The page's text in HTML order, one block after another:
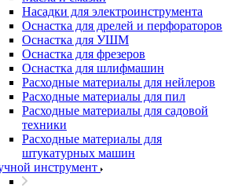
Насадки для электроинструмента
Оснастка для дрелей и перфораторов
Оснастка для УШМ
Оснастка для фрезеров
Оснастка для шлифмашин
Расходные материалы для нейлеров
Расходные материалы для пил
Расходные материалы для садовой
техники
Расходные материалы для
штукатурных машин
инструмент